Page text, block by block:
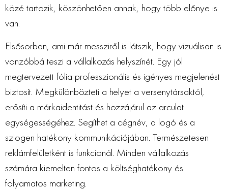
közé tartozik, köszönhetően annak, hogy több előnye is
van.
Elsősorban, ami már messziről is látszik, hogy vizuálisan is
vonzóbbá teszi a vállalkozás helyszínét. Egy jól
megtervezett fólia professzionális és igényes megjelenést
biztosít. Megkülönbözteti a helyet a versenytársaktól,
erősíti a márkaidentitást és hozzájárul az arculat
egységességéhez. Segíthet a cégnév, a logó és a
szlogen hatékony kommunikációjában. Természetesen
reklámfelületként is funkcionál. Minden vállalkozás
számára kiemelten fontos a költséghatékony és
folyamatos marketing.